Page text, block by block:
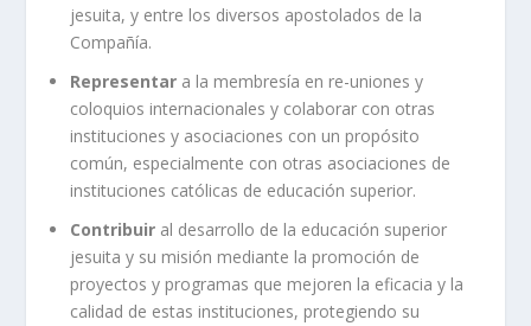
jesuita, y entre los diversos apostolados de la
Compañía.
Representara la membresía en re-uniones y
coloquios internacionales y colaborar con otras
instituciones y asociaciones con un propósito
común, especialmente con otras asociaciones de
instituciones católicas de educación superior.
Contribuiral desarrollo de la educación superior
jesuita y su misión mediante la promoción de
proyectos y programas que mejoren la eficacia y la
calidad de estas instituciones, protegiendo su